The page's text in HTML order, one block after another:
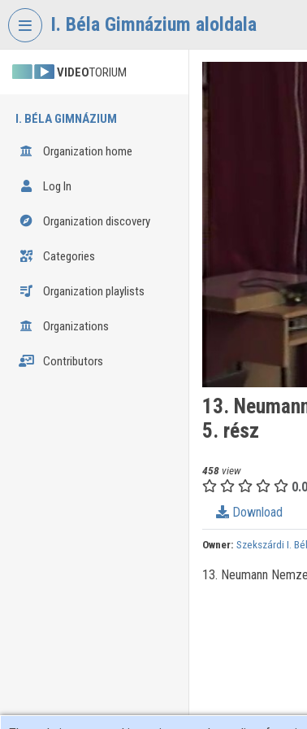
Skip header
I. Béla Gimnázium aloldala
VIDEOTORIUM
I. BÉLA GIMNÁZIUM
Organization home
Log In
Organization discovery
Categories
Organization playlists
Organizations
Contributors
13.
5. rész
458view
Download
Owner: Szekszárdi I.
13. Neumann